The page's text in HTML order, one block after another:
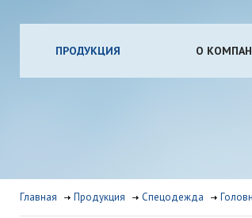
ПРОДУКЦИЯ О
Главная Продукция Спецодежда